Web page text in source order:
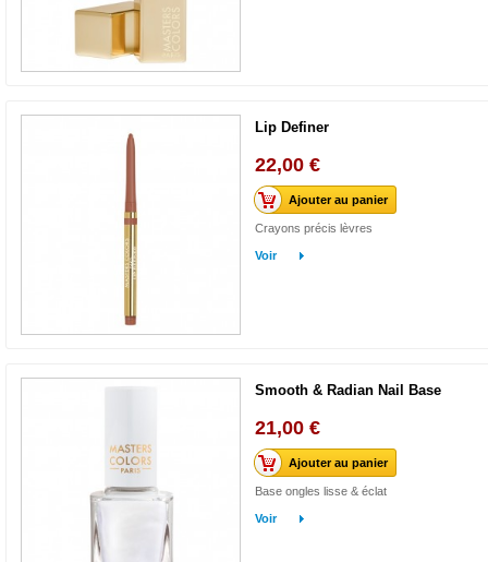
Lip Definer
22,00 €
Ajouter au panier
Crayons précis lèvres
Voir
Smooth & Radian Nail Base
21,00 €
Ajouter au panier
Base ongles lisse & éclat
Voir